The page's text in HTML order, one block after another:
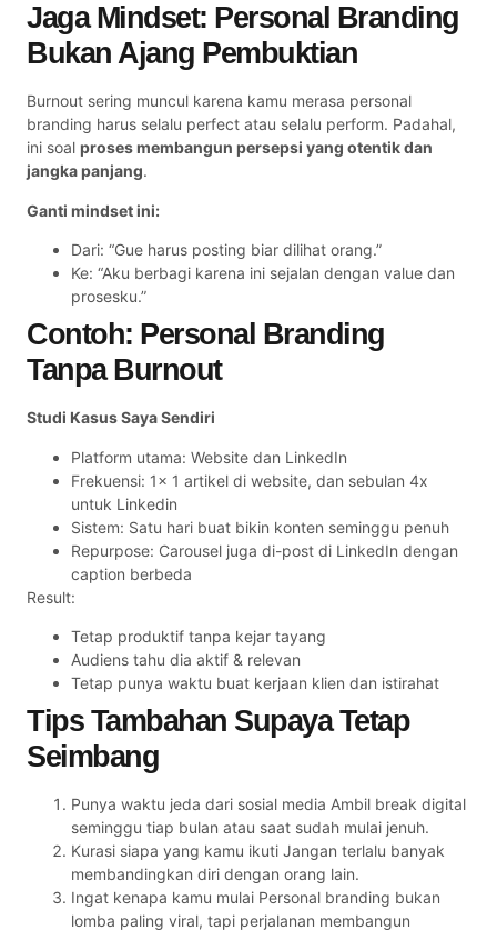
Jaga Mindset: Personal Branding
Bukan Ajang Pembuktian
Burnout sering muncul karena kamu merasa personal
branding harus selalu perfect atau selalu perform. Padahal,
ini soal proses membangun persepsi yang otentik dan
jangka panjang.
Ganti mindset ini:
Dari: “Gue harus posting biar dilihat orang.”
Ke: “Aku berbagi karena ini sejalan dengan value dan
prosesku.”
Contoh: Personal Branding
Tanpa Burnout
Studi Kasus Saya Sendiri
Platform utama: Website dan LinkedIn
Frekuensi: 1x 1 artikel di website, dan sebulan 4x
untuk Linkedin
Sistem: Satu hari buat bikin konten seminggu penuh
Repurpose: Carousel juga di-post di LinkedIn dengan
caption berbeda
Result:
Tetap produktif tanpa kejar tayang
Audiens tahu dia aktif & relevan
Tetap punya waktu buat kerjaan klien dan istirahat
Tips Tambahan Supaya Tetap
Seimbang
Punya waktu jeda dari sosial media Ambil break digital
seminggu tiap bulan atau saat sudah mulai jenuh.
Kurasi siapa yang kamu ikuti Jangan terlalu banyak
membandingkan diri dengan orang lain.
Ingat kenapa kamu mulai Personal branding bukan
lomba paling viral, tapi perjalanan membangun